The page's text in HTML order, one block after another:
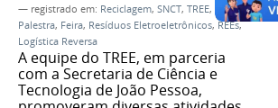
— registrado em: Reciclagem, SNCT, TREE, UFPB,
Palestra, Feira, Resíduos Eletroeletrônicos, REEs,
Logística Reversa
A equipe do TREE, em parceria
com a Secretaria de Ciência e
Tecnologia de João Pessoa,